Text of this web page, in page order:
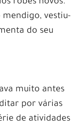
robes novos.
vestiu-
do seu
muito antes
por várias
de atividades